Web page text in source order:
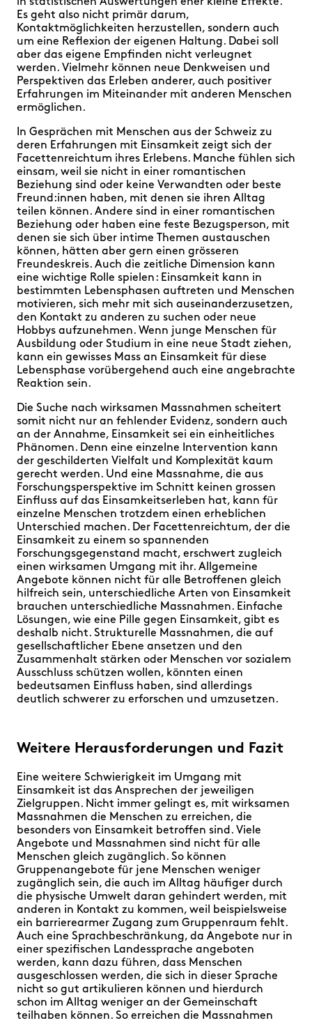
Es geht also nicht primär darum,
Kontaktmöglichkeiten herzustellen, sondern auch
um eine Reflexion der eigenen Haltung. Dabei soll
aber das eigene Empfinden nicht verleugnet
werden. Vielmehr können neue Denkweisen und
Perspektiven das Erleben anderer, auch positiver
Erfahrungen im Miteinander mit anderen Menschen
ermöglichen.
In Gesprächen mit Menschen aus der Schweiz zu
deren Erfahrungen mit Einsamkeit zeigt sich der
Facettenreichtum ihres Erlebens. Manche fühlen sich
einsam, weil sie nicht in einer romantischen
Beziehung sind oder keine Verwandten oder beste
Freund:innen haben, mit denen sie ihren Alltag
teilen können. Andere sind in einer romantischen
Beziehung oder haben eine feste Bezugsperson, mit
denen sie sich über intime Themen austauschen
können, hätten aber gern einen grösseren
Freundeskreis. Auch die zeitliche Dimension kann
eine wichtige Rolle spielen : Einsamkeit kann in
bestimmten Lebensphasen auftreten und Menschen
motivieren, sich mehr mit sich auseinanderzusetzen,
den Kontakt zu anderen zu suchen oder neue
Hobbys aufzunehmen. Wenn junge Menschen für
Ausbildung oder Studium in eine neue Stadt ziehen,
kann ein gewisses Mass an Einsamkeit für diese
Lebensphase vorübergehend auch eine angebrachte
Reaktion sein.
Die Suche nach wirksamen Massnahmen scheitert
somit nicht nur an fehlender Evidenz, sondern auch
an der Annahme, Einsamkeit sei ein einheitliches
Phänomen. Denn eine einzelne Intervention kann
der geschilderten Vielfalt und Komplexität kaum
gerecht werden. Und eine Massnahme, die aus
Forschungsperspektive im Schnitt keinen grossen
Einfluss auf das Einsamkeitserleben hat, kann für
einzelne Menschen trotzdem einen erheblichen
Unterschied machen. Der Facettenreichtum, der die
Einsamkeit zu einem so spannenden
Forschungsgegenstand macht, erschwert zugleich
einen wirksamen Umgang mit ihr. Allgemeine
Angebote können nicht für alle Betroffenen gleich
hilfreich sein, unterschiedliche Arten von Einsamkeit
brauchen unterschiedliche Massnahmen. Einfache
Lösungen, wie eine Pille gegen Einsamkeit, gibt es
deshalb nicht. Strukturelle Massnahmen, die auf
gesellschaftlicher Ebene ansetzen und den
Zusammenhalt stärken oder Menschen vor sozialem
Ausschluss schützen wollen, könnten einen
bedeutsamen Einfluss haben, sind allerdings
deutlich schwerer zu erforschen und umzusetzen.
Weitere Herausforderungen und Fazit
Eine weitere Schwierigkeit im Umgang mit
Einsamkeit ist das Ansprechen der jeweiligen
Zielgruppen. Nicht immer gelingt es, mit wirksamen
Massnahmen die Menschen zu erreichen, die
besonders von Einsamkeit betroffen sind. Viele
Angebote und Massnahmen sind nicht für alle
Menschen gleich zugänglich. So können
Gruppenangebote für jene Menschen weniger
zugänglich sein, die auch im Alltag häufiger durch
die physische Umwelt daran gehindert werden, mit
anderen in Kontakt zu kommen, weil beispielsweise
ein barrierearmer Zugang zum Gruppenraum fehlt.
Auch eine Sprachbeschränkung, da Angebote nur in
einer spezifischen Landessprache angeboten
werden, kann dazu führen, dass Menschen
ausgeschlossen werden, die sich in dieser Sprache
nicht so gut artikulieren können und hierdurch
schon im Alltag weniger an der Gemeinschaft
teilhaben können. So erreichen die Massnahmen